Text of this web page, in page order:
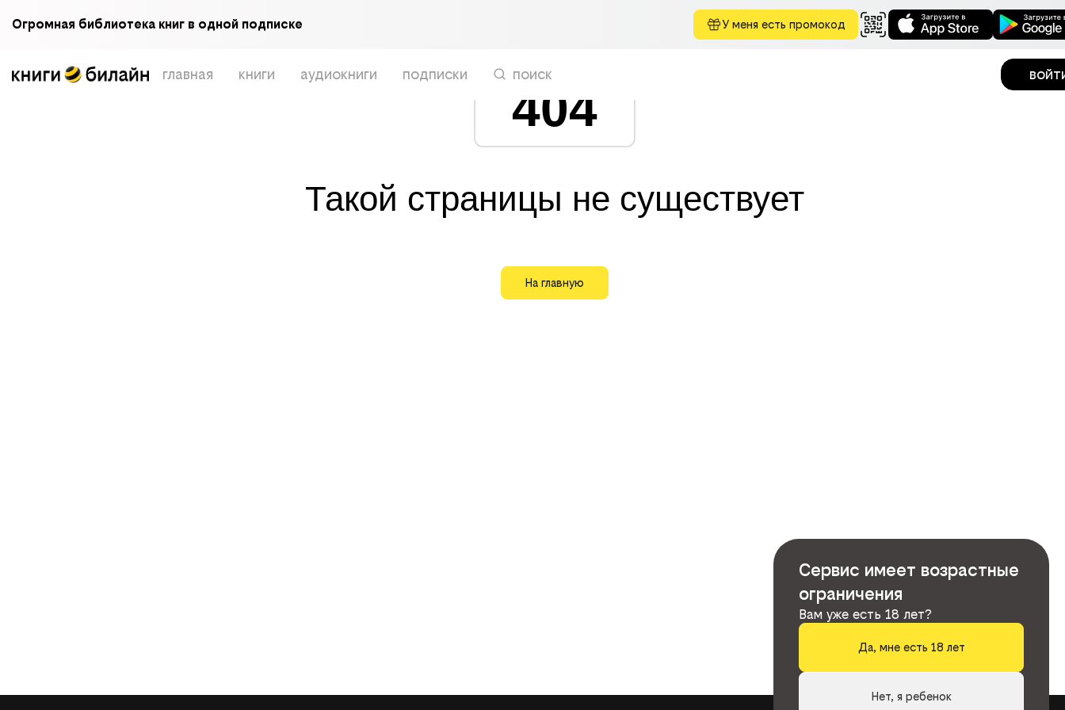
Огромная библиотека книг в одной подписке У меня есть промокод
главная книги аудиокниги подписки поиск
404
Такой страницы не существует
На главную
Сервис имеет возрастные
ограничения
Вам уже есть 18 лет?
Да, мне есть 18 лет
Нет, я ребенок